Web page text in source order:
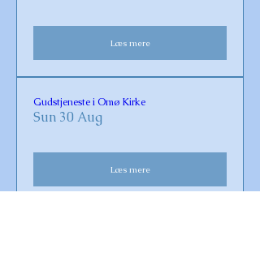
Læs mere
Gudstjeneste i Omø Kirke
Sun 30 Aug
Læs mere